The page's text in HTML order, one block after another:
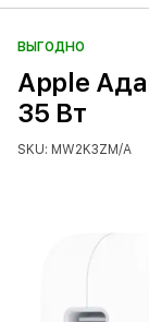
ВЫГОДНО
Apple
35 Вт
SKU: MW2K3ZM/A